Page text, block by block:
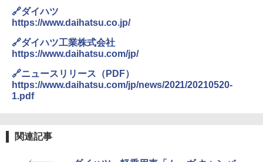
🔗ダイハツ
https://www.daihatsu.co.jp/
🔗ダイハツ工業株式会社
https://www.daihatsu.com/jp/
🔗ニュースリリース（PDF）
https://www.daihatsu.com/jp/news/2021/20210520-
1.pdf
関連記事